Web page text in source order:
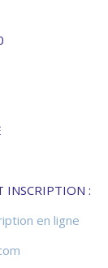
INSCRIPTION :
en ligne